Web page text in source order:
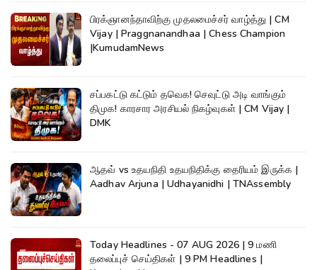
பிரக்ஞானந்தாவிற்கு முதலமைச்சர் வாழ்த்து | CM
Vijay | Praggnanandhaa | Chess Champion
|KumudamNews
சப்பகட்டு கட்டும் தவெக! செவுட்டு அடி வாங்கும்
திமுக! காரசார அரசியல் நிகழ்வுகள் | CM Vijay |
DMK
ஆதவ் vs உதயநிதி உதயநிதிக்கு தைரியம் இருக்க |
Aadhav Arjuna | Udhayanidhi | TNAssembly
Today Headlines - 07 AUG 2026 | 9 மணி
தலைப்புச் செய்திகள் | 9 PM Headlines |